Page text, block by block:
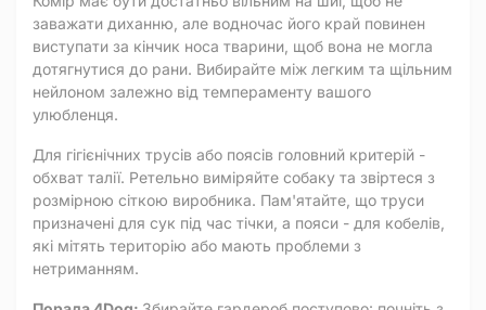
заважати диханню, але водночас його край повинен
виступати за кінчик носа тварини, щоб вона не могла
дотягнутися до рани. Вибирайте між легким та щільним
нейлоном залежно від темпераменту вашого
улюбленця.
Для гігієнічних трусів або поясів головний критерій -
обхват талії. Ретельно виміряйте собаку та звіртеся з
розмірною сіткою виробника. Пам'ятайте, що труси
призначені для сук під час тічки, а пояси - для кобелів,
які мітять територію або мають проблеми з
нетриманням.